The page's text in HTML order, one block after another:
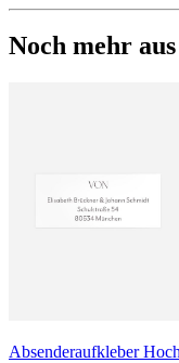
Noch mehr
Absenderaufkleber